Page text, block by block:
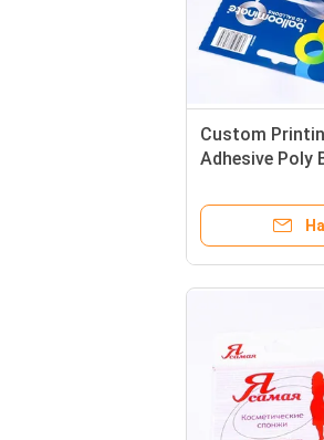
Custom
Adhesive Poly